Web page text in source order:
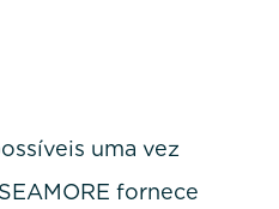
uma vez
fornece